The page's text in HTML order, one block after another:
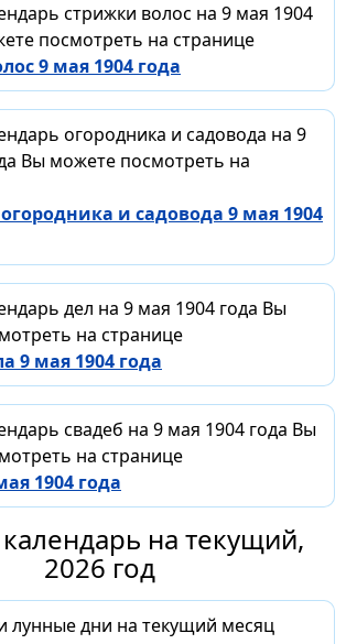
стрижки волос на 9 мая 1904
посмотреть на странице
9 мая 1904 года
огородника и садовода на 9
Вы можете посмотреть на
и садовода 9 мая 1904
дел на 9 мая 1904 года Вы
на странице
9 мая 1904 года
свадеб на 9 мая 1904 года Вы
на странице
1904 года
на текущий,
2026 год
лунные дни на текущий месяц